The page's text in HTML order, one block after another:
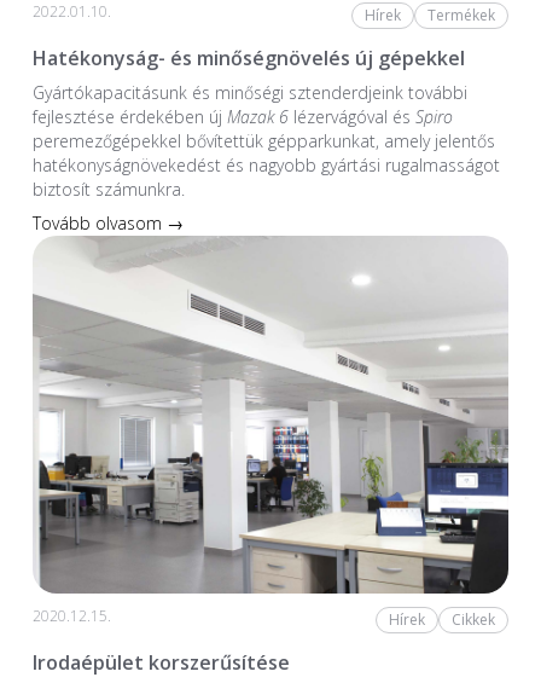
2022.01.10. Hírek Termékek
Hatékonyság- és minőségnövelés új gépekkel
Gyártókapacitásunk és minőségi sztenderdjeink további
fejlesztése érdekében új Mazak 6lézervágóval és Spiro
peremezőgépekkel bővítettük gépparkunkat, amely jelentős
hatékonyságnövekedést és nagyobb gyártási rugalmasságot
biztosít számunkra.
Tovább olvasom →
2020.12.15. Hírek Cikkek
Irodaépület korszerűsítése